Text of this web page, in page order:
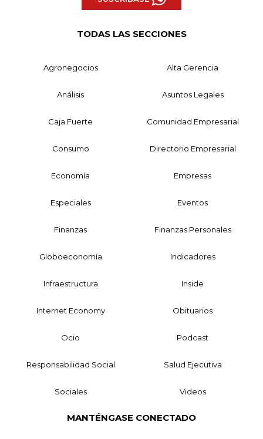
TODAS LAS SECCIONES
Agronegocios Alta Gerencia
Análisis Asuntos Legales
Caja Fuerte Comunidad Empresarial
Consumo Directorio Empresarial
Economía Empresas
Especiales Eventos
Finanzas Finanzas Personales
Globoeconomía Indicadores
Infraestructura Inside
Internet Economy Obituarios
Ocio Podcast
Responsabilidad Social Salud Ejecutiva
Sociales Videos
MANTÉNGASE CONECTADO